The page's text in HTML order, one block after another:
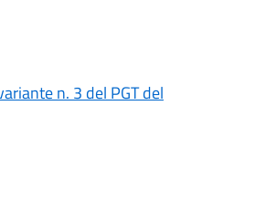
n. 3 del PGT del